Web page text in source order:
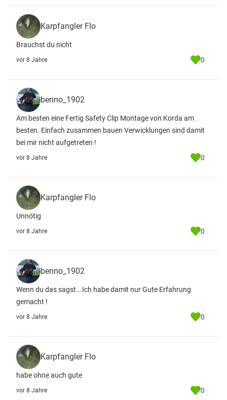
Karpfangler Flo
Brauchst du nicht
vor 8 Jahre 0
benno_1902
Am besten eine Fertig Safety Clip Montage von Korda am
besten. Einfach zusammen bauen Verwicklungen sind damit
bei mir nicht aufgetreten !
vor 8 Jahre 0
Karpfangler Flo
Unnötig
vor 8 Jahre 0
benno_1902
Wenn du das sagst...Ich habe damit nur Gute Erfahrung
gemacht !
vor 8 Jahre 0
Karpfangler Flo
habe ohne auch gute
vor 8 Jahre 0